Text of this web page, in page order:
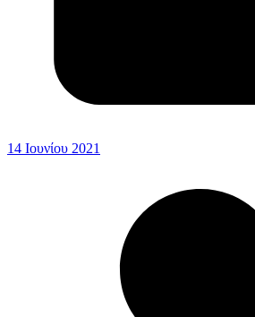
14 Ιουνίου 2021